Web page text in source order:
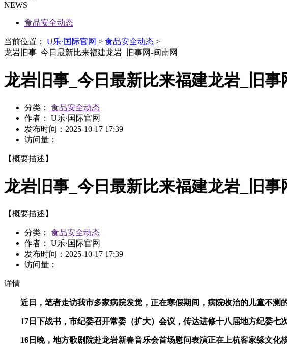
NEWS
食品安全动态
当前位置： U乐·国际官网 > 食品安全动态 >
龙岩旧事_今日最新比来福建龙岩_旧事网-闽南网
龙岩旧事_今日最新比来福建龙岩_旧事
分类：
食品安全动态
作者： U乐·国际官网
发布时间： 2025-10-17 17:39
访问量：
【概要描述】
龙岩旧事_今日最新比来福建龙岩_旧事
【概要描述】
分类：
食品安全动态
作者： U乐·国际官网
发布时间： 2025-10-17 17:39
访问量：
详情
近日，笔者走访我市多家病院发觉，正在寒假期间，病院收治的儿童不测
17日下战书，市纪委召开常委（扩大）会议，传达进修十八届地方纪委七
16日晚，地方歌剧院赴龙岩新春音乐会首场慰问表演正在上杭客家缘文化